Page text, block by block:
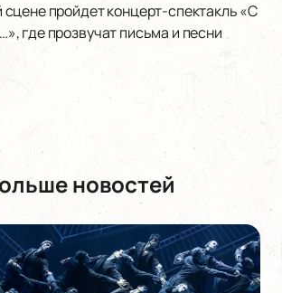
пройдет концерт-спектакль «С
где прозвучат письма и песни
новостей